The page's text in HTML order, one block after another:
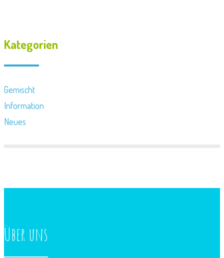
Kategorien
Gemischt
Information
Neues
Über uns